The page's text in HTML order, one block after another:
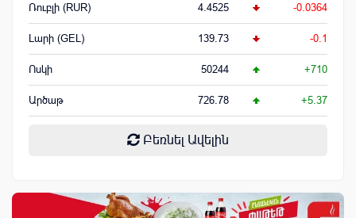
Ռուբլի (RUR) 4.4525 -0.0364
Լարի (GEL) 139.73 -0.1
Ոսկի 50244 +710
Արծաթ 726.78 +5.37
Բեռնել Ավելին